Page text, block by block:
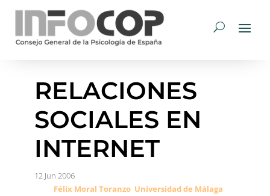
RELACIONES
SOCIALES EN
INTERNET
12 Jun 2006
Félix Moral Toranzo  Universidad de Málaga